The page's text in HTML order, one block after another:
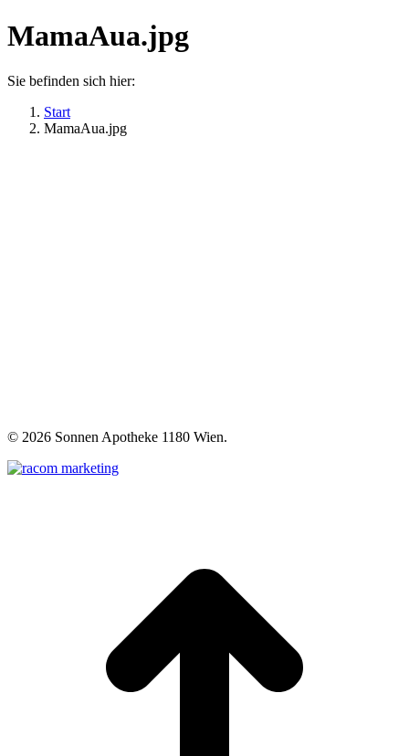
MamaAua.jpg
Sie befinden sich hier:
Start
MamaAua.jpg
© 2026 Sonnen Apotheke 1180 Wien.